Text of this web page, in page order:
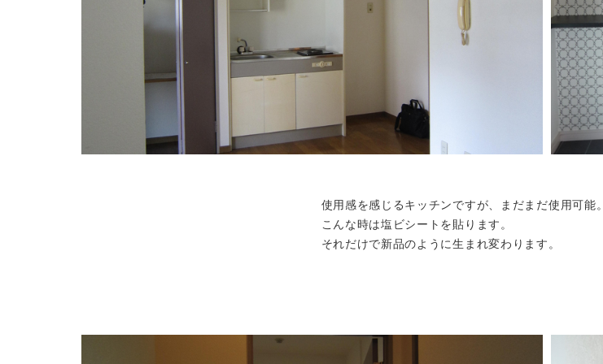
使用感を感じるキッチンですが、まだまだ使用可能。
こんな時は塩ビシートを貼ります。
それだけで新品のように生まれ変わります。